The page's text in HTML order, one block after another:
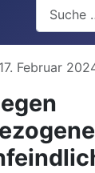
Februar